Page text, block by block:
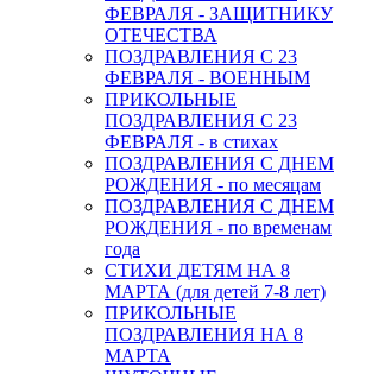
ФЕВРАЛЯ - ЗАЩИТНИКУ
ОТЕЧЕСТВА
ПОЗДРАВЛЕНИЯ С 23
ФЕВРАЛЯ - ВОЕННЫМ
ПРИКОЛЬНЫЕ
ПОЗДРАВЛЕНИЯ С 23
ФЕВРАЛЯ - в стихах
ПОЗДРАВЛЕНИЯ С ДНЕМ
РОЖДЕНИЯ - по месяцам
ПОЗДРАВЛЕНИЯ С ДНЕМ
РОЖДЕНИЯ - по временам
года
СТИХИ ДЕТЯМ НА 8
МАРТА (для детей 7-8 лет)
ПРИКОЛЬНЫЕ
ПОЗДРАВЛЕНИЯ НА 8
МАРТА